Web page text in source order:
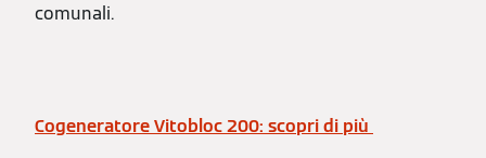
comunali.
Cogeneratore Vitobloc 200: scopri di più